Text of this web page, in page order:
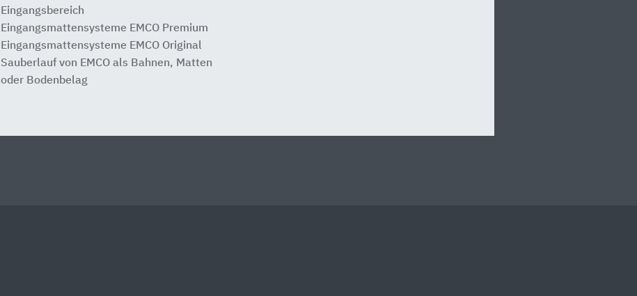
Eingangsbereich
Eingangsmattensysteme EMCO Premium
Eingangsmattensysteme EMCO Original
Sauberlauf von EMCO als Bahnen, Matten
oder Bodenbelag